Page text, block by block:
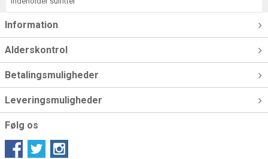
Information
Alderskontrol
Betalingsmuligheder
Leveringsmuligheder
Følg os